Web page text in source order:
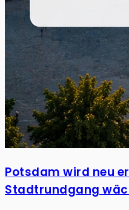
Potsdam wird neu
Stadtrundgang